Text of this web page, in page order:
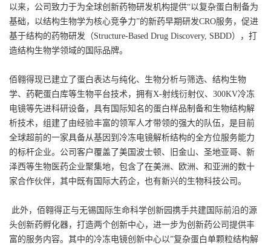
以来，公司致力于为全球创新药物研发机构提供“以复杂蛋白制备为
基础，以结构生物学为核心竞争力”的新药早期研发CRO服务，促进
基于结构的药物研发（Structure-Based Drug Discovery, SBDD），打
造结构生物学领域的国际品牌。
佰翱得现已建立了蛋白表达与纯化、生物分析与筛选、结构生物
学、药靶蛋白库等生物平台技术，拥有X-射线衍射仪、300KV冷冻
电镜等先进科研设备，具有国际知名的蛋白样品制备和生物结构解
析技术，组建了由经验丰富的领军人才带领的强大的队伍，是目前
全球超前的一家具备从基因到冷冻电镜解析结构的全方位服务能力
的标杆企业。公司客户覆盖了美国波士顿、旧金山、圣地亚哥、新
泽西等生物医药企业聚集地，包含了在美洲、欧洲、和亚洲的数十
家合作伙伴，其中既有国际大药企，也有新兴的生物科技公司。
此外，佰翱得正与无锡国际生命科学创新园携手共建国际前沿的源
头创新药孵化器，打造两个创新中心，进一步为创新药公司提供丰
富的服务内容。其中的冷冻电镜创新中心以”复杂蛋白单颗粒结构解